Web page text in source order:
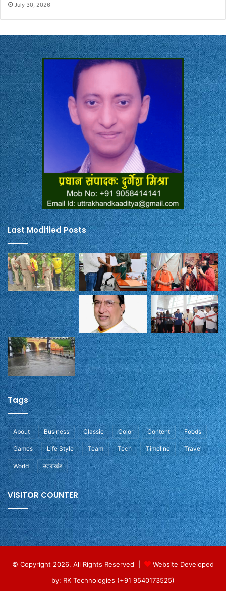
July 30, 2026
Last Modified Posts
Tags
About Business Classic Color Content Foods
Games Life Style Team Tech Timeline Travel
World उतराखंड
VISITOR COUNTER
© Copyright 2026, All Rights Reserved |
Website Developed
by: RK Technologies (+91 9540173525)